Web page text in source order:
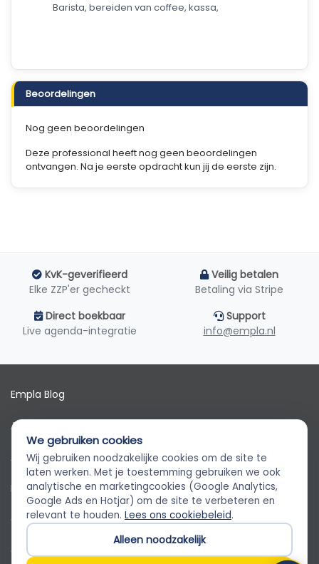
Barista, bereiden van coffee, kassa,
Beoordelingen
Nog geen beoordelingen
Deze professional heeft nog geen beoordelingen
ontvangen. Na je eerste opdracht kun jij de eerste zijn.
KvK-geverifieerd
Elke ZZP'er gecheckt
Veilig betalen
Betaling via Stripe
Direct boekbaar
Live agenda-integratie
Support
info@empla.nl
Empla Blog
Algemene voorwaarden
AVG
Privacybeleid
Cookiebeleid
Cookievoorkeuren
Empla Assistent
Altijd beschikbaar, stel een vraag
We gebruiken cookies
Wij gebruiken noodzakelijke cookies om de site te
laten werken. Met je toestemming gebruiken we ook
analytische en marketingcookies (Google Analytics,
Google Ads en Hotjar) om de site te verbeteren en
relevant te houden. Lees ons cookiebeleid.
Alleen noodzakelijk